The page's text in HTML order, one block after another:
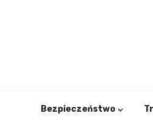
Bezpieczeństwo